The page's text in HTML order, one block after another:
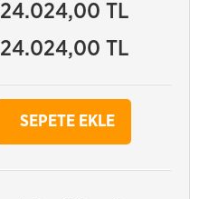
24.024,00 TL
24.024,00 TL
SEPETE EKLE